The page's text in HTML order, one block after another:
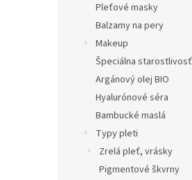
Pleťové masky
Balzamy na pery
Makeup
Špeciálna starostlivosť
Argánový olej BIO
Hyalurónové séra
Bambucké maslá
Typy pleti
Zrelá pleť, vrásky
Pigmentové škvrny